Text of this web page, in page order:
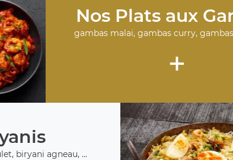
Nos Plats aux
gambas malai, gambas curry, gambas
+
biryani agneau, ...